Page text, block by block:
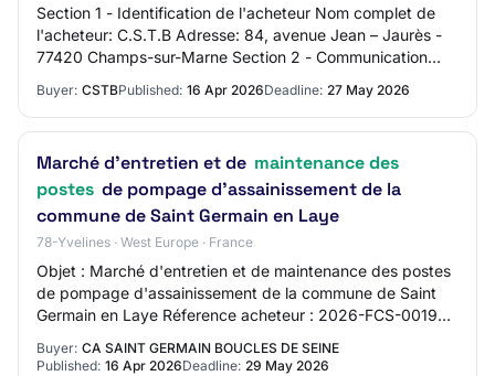
Section 1 - Identification de l'acheteur Nom complet de
l'acheteur: C.S.T.B Adresse: 84, avenue Jean – Jaurès -
77420 Champs-sur-Marne Section 2 - Communication
Buyer: CSTBPublished: 16 Apr 2026Deadline: 27 May 2026
Marché d'entretien et de maintenance des
postes de pompage d'assainissement de la
commune de Saint Germain en Laye
78-Yvelines · West Europe · France
Objet : Marché d'entretien et de maintenance des postes
de pompage d'assainissement de la commune de Saint
Germain en Laye Réference acheteur : 2026-FCS-0019
Buyer: CA SAINT GERMAIN BOUCLES DE SEINE
Published: 16 Apr 2026Deadline: 29 May 2026